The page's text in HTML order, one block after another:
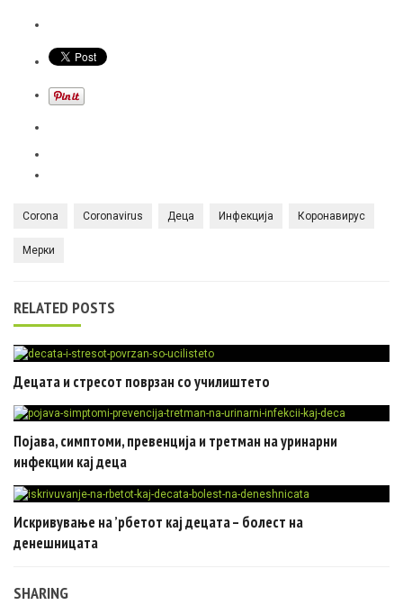
Corona Coronavirus Деца Инфекција Коронавирус
Мерки
RELATED POSTS
Децата и стресот поврзан со училиштето
Појава, симптоми, превенција и третман на уринарни
инфекции кај деца
Искривување на ’рбетот кај децата – болест на
денешницата
SHARING